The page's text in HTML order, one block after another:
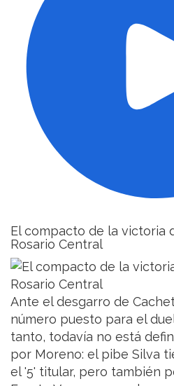
El compacto de la victoria
Rosario Central
Ante el desgarro de
número puesto para el
tanto, todavía no está
por Moreno: el pibe Silva
el '5' titular, pero también